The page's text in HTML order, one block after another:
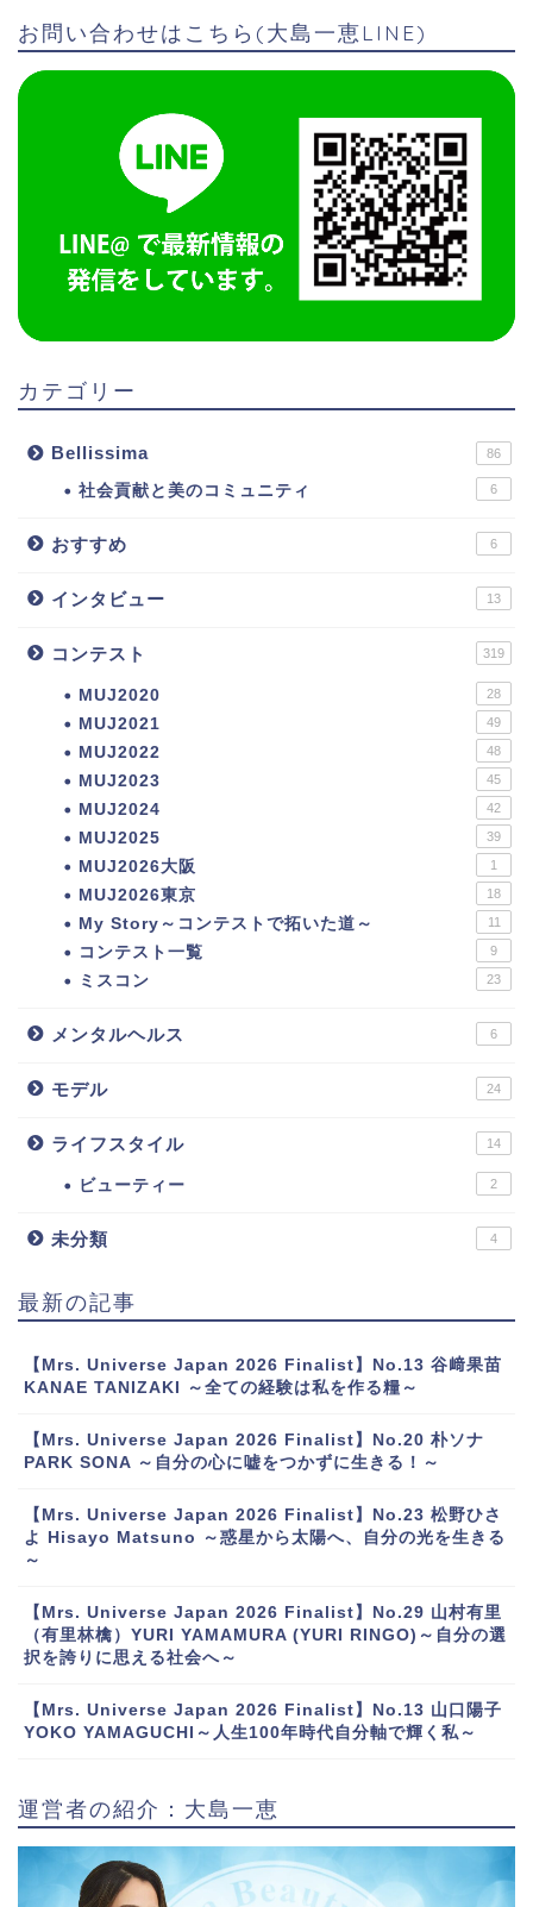
お問い合わせはこちら(大島一恵LINE)
カテゴリー
Bellissima 86
社会貢献と美のコミュニティ 6
おすすめ 6
インタビュー 13
コンテスト 319
MUJ2020 28
MUJ2021 49
MUJ2022 48
MUJ2023 45
MUJ2024 42
MUJ2025 39
MUJ2026大阪 1
MUJ2026東京 18
My Story～コンテストで拓いた道～ 11
コンテスト一覧 9
ミスコン 23
メンタルヘルス 6
モデル 24
ライフスタイル 14
ビューティー 2
未分類 4
最新の記事
【Mrs. Universe Japan 2026 Finalist】No.13 谷﨑果苗
KANAE TANIZAKI ～全ての経験は私を作る糧～
【Mrs. Universe Japan 2026 Finalist】No.20 朴ソナ
PARK SONA ～自分の心に嘘をつかずに生きる！～
【Mrs. Universe Japan 2026 Finalist】No.23 松野ひさ
よ Hisayo Matsuno ～惑星から太陽へ、自分の光を生きる
～
【Mrs. Universe Japan 2026 Finalist】No.29 山村有里
（有里林檎）YURI YAMAMURA (YURI RINGO)～自分の選
択を誇りに思える社会へ～
【Mrs. Universe Japan 2026 Finalist】No.13 山口陽子
YOKO YAMAGUCHI～人生100年時代自分軸で輝く私～
運営者の紹介：大島一恵